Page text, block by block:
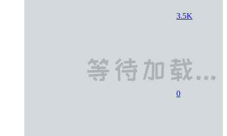
3.5K
0